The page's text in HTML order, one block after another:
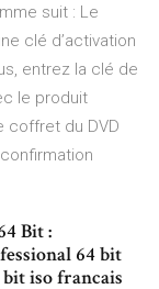
suit : Le
clé d’activation
entrez la clé de
le produit
coffret du DVD
Bit :
64 bit
iso francais